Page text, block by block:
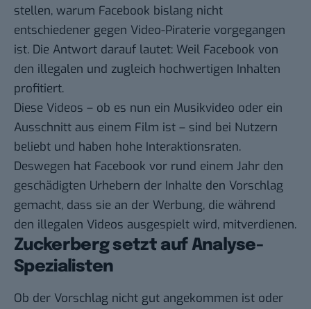
stellen, warum Facebook bislang nicht
entschiedener gegen Video-Piraterie vorgegangen
ist. Die Antwort darauf lautet: Weil Facebook von
den illegalen und zugleich hochwertigen Inhalten
profitiert.
Diese Videos – ob es nun ein Musikvideo oder ein
Ausschnitt aus einem Film ist – sind bei Nutzern
beliebt und haben hohe Interaktionsraten.
Deswegen hat Facebook vor rund einem Jahr den
geschädigten Urhebern der Inhalte den Vorschlag
gemacht, dass sie an der Werbung, die während
den illegalen Videos ausgespielt wird, mitverdienen.
Zuckerberg setzt auf Analyse-
Spezialisten
Ob der Vorschlag nicht gut angekommen ist oder